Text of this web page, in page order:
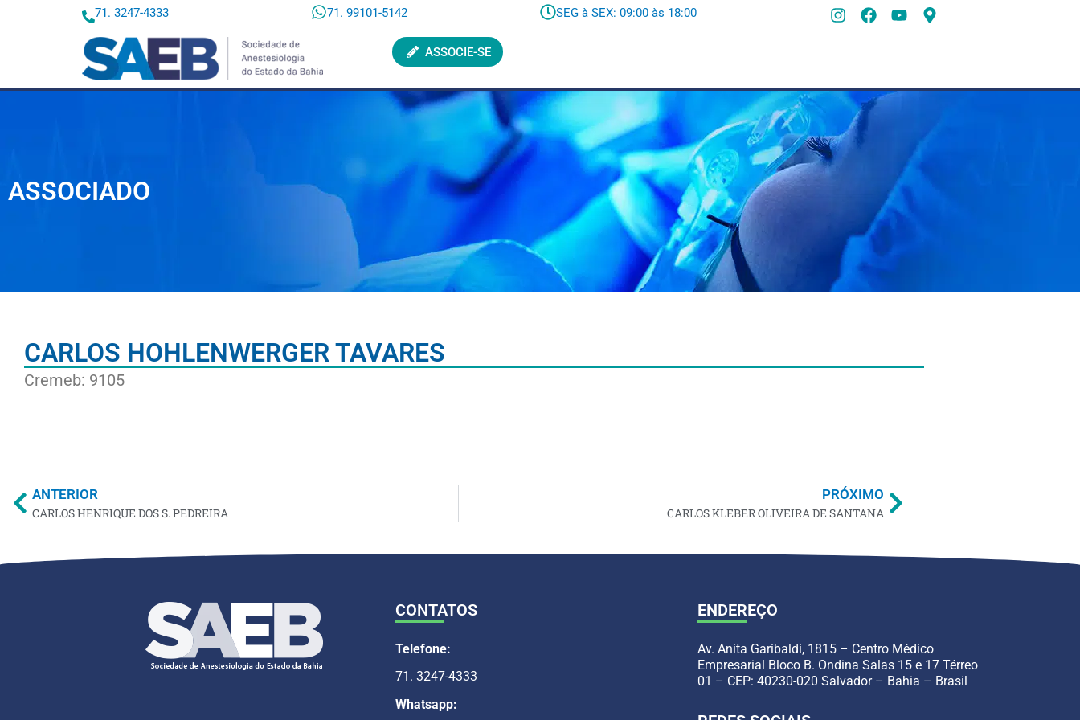
71. 3247-4333 71. 99101-5142 SEG à SEX: 09:00 às 18:00
ASSOCIE-SE
ASSOCIADO
CARLOS HOHLENWERGER TAVARES
Cremeb: 9105
ANTERIOR
CARLOS HENRIQUE DOS S. PEDREIRA
PRÓXIMO
CARLOS KLEBER OLIVEIRA DE SANTANA
CONTATOS
Telefone:
71. 3247-4333
Whatsapp:
ENDEREÇO
Av. Anita Garibaldi, 1815 – Centro Médico
Empresarial Bloco B. Ondina Salas 15 e 17 Térreo
01 – CEP: 40230-020 Salvador – Bahia – Brasil